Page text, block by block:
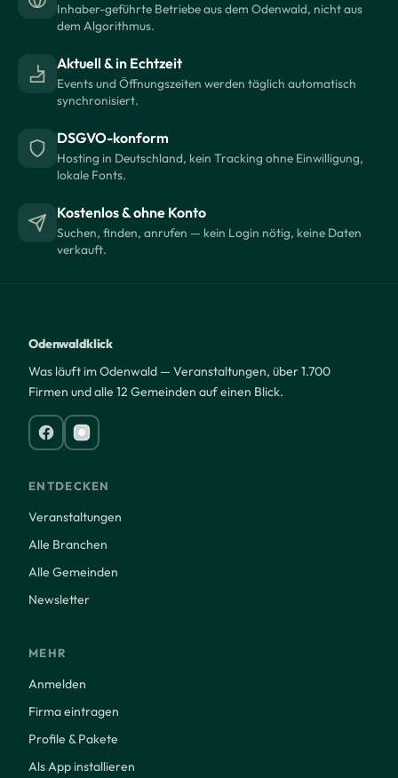
Inhaber-geführte Betriebe aus dem Odenwald, nicht aus
dem Algorithmus.
Aktuell & in Echtzeit
Events und Öffnungszeiten werden täglich automatisch
synchronisiert.
DSGVO-konform
Hosting in Deutschland, kein Tracking ohne Einwilligung,
lokale Fonts.
Kostenlos & ohne Konto
Suchen, finden, anrufen — kein Login nötig, keine Daten
verkauft.
Odenwaldklick
Was läuft im Odenwald — Veranstaltungen, über 1.700
Firmen und alle 12 Gemeinden auf einen Blick.
ENTDECKEN
Veranstaltungen
Alle Branchen
Alle Gemeinden
Newsletter
MEHR
Anmelden
Firma eintragen
Profile & Pakete
Als App installieren